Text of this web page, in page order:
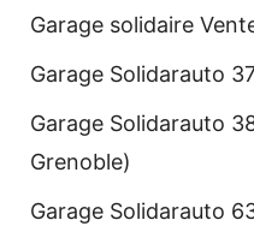
Garage solidaire
Garage Solidarauto
Garage Solidarauto
Grenoble)
Garage Solidarauto